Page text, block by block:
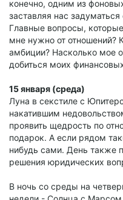
конечно, одним из
заставляя нас
Главные вопросы,
мне нужно от отношений?
амбиции? Насколько мое
добиться моих
15 января (среда)
Луна в секстиле с
накатившим
проявить щедрость по
подарок. А если рядом
нибудь сами. День также
решения юридических
В ночь со среды на